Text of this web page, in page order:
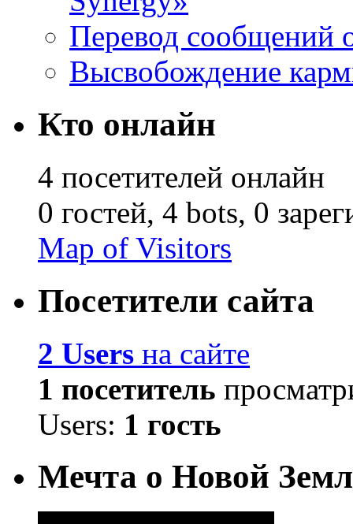
Перевод сообщений
Высвобождение
Кто онлайн
4 посетителей онлайн
0 гостей, 4 bots, 0
Map of Visitors
Посетители сайта
2 Users на сайте
1 посетитель
Users: 1 гость
Мечта о Новой